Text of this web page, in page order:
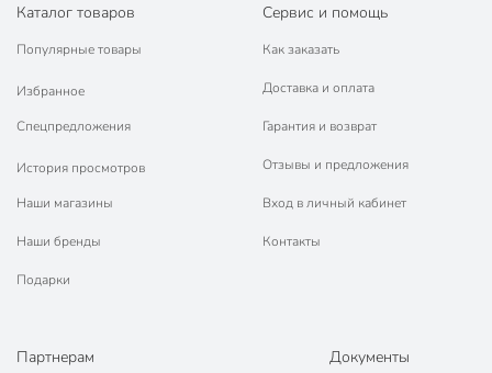
Каталог товаров
Популярные товары
Избранное
Спецпредложения
История просмотров
Наши магазины
Наши бренды
Подарки
Сервис и помощь
Как заказать
Доставка и оплата
Гарантия и возврат
Отзывы и предложения
Вход в личный кабинет
Контакты
Партнерам Документы